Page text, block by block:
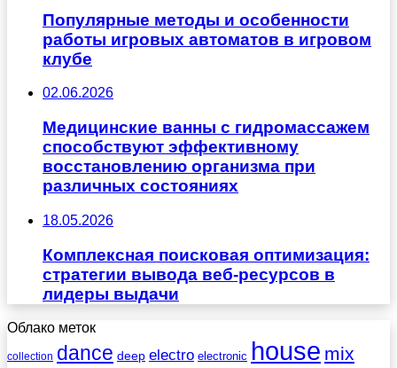
Популярные методы и особенности
работы игровых автоматов в игровом
клубе
02.06.2026
Медицинские ванны с гидромассажем
способствуют эффективному
восстановлению организма при
различных состояниях
18.05.2026
Комплексная поисковая оптимизация:
стратегии вывода веб-ресурсов в
лидеры выдачи
Облако меток
collection dance deep electro electronic house mix